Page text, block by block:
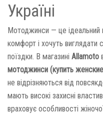
Україні
Мотоджинси — це ідеальний
комфорт і хочуть виглядати
поїздки. В магазині Allamoto
мотоджинси (купить
не відрізняються від
мають високі захисні
враховує особливості